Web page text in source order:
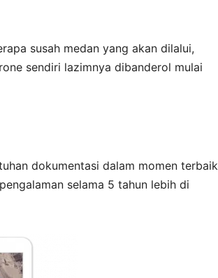
susah medan yang akan dilalui,
sendiri lazimnya dibanderol mulai
dokumentasi dalam momen terbaik
selama 5 tahun lebih di